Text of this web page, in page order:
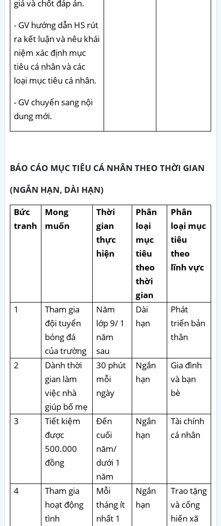
giá và chốt đáp án.
- GV hướng dẫn HS rút
ra kết luận và nêu khái
niệm xác định mục
tiêu cá nhân và các
loại mục tiêu cá nhân.
- GV chuyển sang nội
dung mới.
BÁO CÁO MỤC TIÊU CÁ NHÂN THEO THỜI GIAN
(NGẮN HẠN, DÀI HẠN)
Bức
tranh
Mong
muốn
Thời
gian
thực
hiện
Phân
loại
mục
tiêu
theo
thời
gian
Phân
loại mục
tiêu
theo
lĩnh vực
1
Tham gia
đội tuyển
bóng đá
của trường
Năm
lớp 9/ 1
năm
sau
Dài
hạn
Phát
triển bản
thân
2
Dành thời
gian làm
việc nhà
giúp bố mẹ
30 phút
mỗi
ngày
Ngắn
hạn
Gia đình
và bạn
bè
3
Tiết kiệm
được
500.000
đồng
Đến
cuối
năm/
dưới 1
năm
Ngắn
hạn
Tài chính
cá nhân
4
Tham gia
hoạt động
tình
Mỗi
tháng ít
nhất 1
Ngắn
hạn
Trao tặng
và cống
hiến xã